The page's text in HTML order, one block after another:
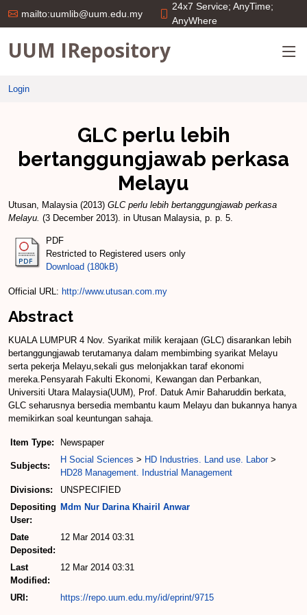
mailto:uumlib@uum.edu.my
24x7 Service; AnyTime;
AnyWhere
UUM IRepository
Login
GLC perlu lebih
bertanggungjawab perkasa
Melayu
Utusan, Malaysia(2013) GLC perlu lebih bertanggungjawab perkasa
Melayu. (3 December 2013). in Utusan Malaysia, p. p. 5.
PDF
Restricted to Registered users only
Download (180kB)
Official URL: http://www.utusan.com.my
Abstract
KUALA LUMPUR 4 Nov. Syarikat milik kerajaan (GLC) disarankan lebih
bertanggungjawab terutamanya dalam membimbing syarikat Melayu
serta pekerja Melayu,sekali gus melonjakkan taraf ekonomi
mereka.Pensyarah Fakulti Ekonomi, Kewangan dan Perbankan,
Universiti Utara Malaysia(UUM), Prof. Datuk Amir Baharuddin berkata,
GLC seharusnya bersedia membantu kaum Melayu dan bukannya hanya
memikirkan soal keuntungan sahaja.
Item Type: Newspaper
Subjects:
H Social Sciences > HD Industries. Land use. Labor>
HD28 Management. Industrial Management
Divisions:
UNSPECIFIED
Depositing
User:
Mdm Nur Darina Khairil Anwar
Date
Deposited:
12 Mar 2014 03:31
Last
Modified:
12 Mar 2014 03:31
URI: https://repo.uum.edu.my/id/eprint/9715